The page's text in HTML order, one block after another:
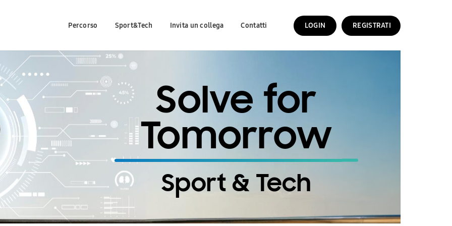
Percorso Sport&Tech Invita un collega Contatti LOGIN REGISTRATI
Solve for
Tomorrow
Sport & Tech